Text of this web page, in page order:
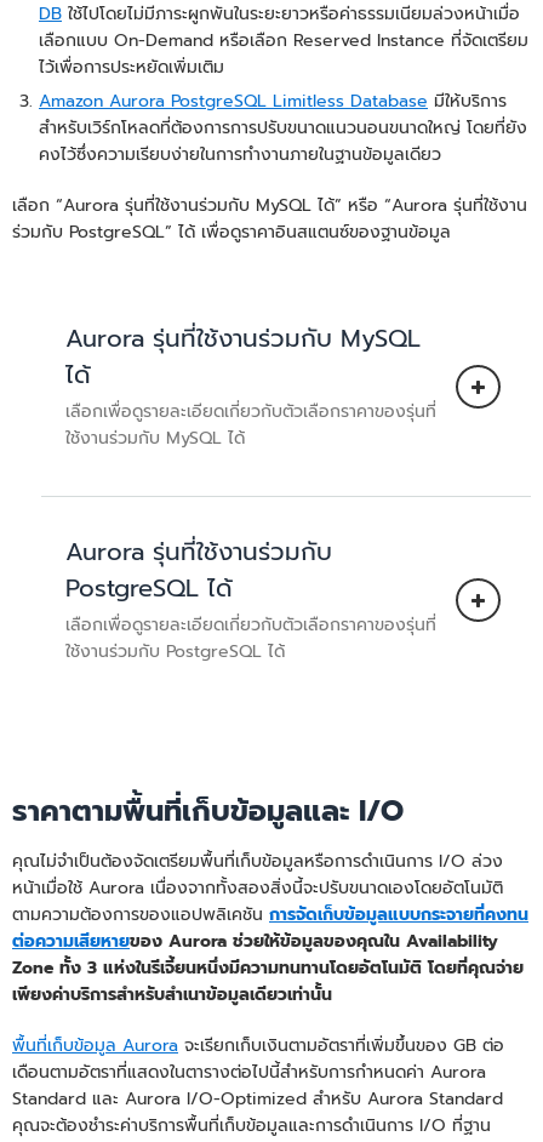
DB ใช้ไปโดยไม่มีภาระผูกพันในระยะยาวหรือค่าธรรมเนียมล่วงหน้าเมื่อ
เลือกแบบ On-Demand หรือเลือก Reserved Instance ที่จัดเตรียม
ไว้เพื่อการประหยัดเพิ่มเติม
Amazon Aurora PostgreSQL Limitless Database มีให้บริการ
สำหรับเวิร์กโหลดที่ต้องการการปรับขนาดแนวนอนขนาดใหญ่ โดยที่ยัง
คงไว้ซึ่งความเรียบง่ายในการทำงานภายในฐานข้อมูลเดียว
เลือก “Aurora รุ่นที่ใช้งานร่วมกับ MySQL ได้” หรือ “Aurora รุ่นที่ใช้งาน
ร่วมกับ PostgreSQL” ได้ เพื่อดูราคาอินสแตนซ์ของฐานข้อมูล
Aurora รุ่นที่ใช้งานร่วมกับ MySQL
ได้
เลือกเพื่อดูรายละเอียดเกี่ยวกับตัวเลือกราคาของรุ่นที่
ใช้งานร่วมกับ MySQL ได้
ไม่ต้องใช้เซิร์ฟเวอร์
Amazon Aurora Serverless
ค่าแบบตามความต้องการและปรับขนาด
อัตโนมัติที่จะช่วยปรับความจุของฐานข้อมูล
Aurora รวมถึงการใช้งานอินสแตนซ์แบบ
Multi-AZ, Read Replica และฐานข้อมูลทั่ว
โลก Aurora Serverless จะวัดความจุของ
ฐานข้อมูลเป็น Aurora Capacity Units
(ACU) และเรียกเก็บเงินเป็นรายวินาที 1 ACU
มีหน่วยความจำประมาณ 2 GiB พร้อม CPU
และระบบเครือข่ายที่สอดคล้องกัน ซึ่ง
คล้ายคลึงกับที่ใช้ในอินสแตนซ์ที่จัดเตรียมไว้
ล่วงหน้าของ Aurora
คุณสามารถเลือกที่จะกำหนดค่าอินสแตนซ์
ทั้งหมดในคลัสเตอร์ฐานข้อมูลของคุณเพื่อใช้
การกำหนดค่า Aurora Standard หรือ
Aurora รุ่นที่ใช้งานร่วมกับ
PostgreSQL ได้
เลือกเพื่อดูรายละเอียดเกี่ยวกับตัวเลือกราคาของรุ่นที่
ใช้งานร่วมกับ PostgreSQL ได้
Amazon Aurora Serverlessคือการกำหนด
ค่าแบบตามความต้องการและปรับขนาด
อัตโนมัติที่จะช่วยปรับความจุของฐานข้อมูล
โดยอัตโนมัติตามความต้องการของ
แอปพลิเคชัน ซึ่งจะปรับขนาดฐานข้อมูลในทันที
เพื่อรองรับการทำธุรกรรมหลายแสนรายการ
ต่อวินาที และรองรับคุณสมบัติทุกอย่างของ
Aurora รวมถึงการใช้งานอินสแตนซ์แบบ
Multi-AZ, Read Replica และฐานข้อมูลทั่ว
โลก Aurora Serverless จะวัดความจุของ
ฐานข้อมูลเป็น Aurora Capacity Units
(ACU) และเรียกเก็บเงินเป็นรายวินาที 1 ACU
ราคาตามพื้นที่เก็บข้อมูลและ I/O
คุณไม่จำเป็นต้องจัดเตรียมพื้นที่เก็บข้อมูลหรือการดำเนินการ I/O ล่วง
หน้าเมื่อใช้ Aurora เนื่องจากทั้งสองสิ่งนี้จะปรับขนาดเองโดยอัตโนมัติ
ตามความต้องการของแอปพลิเคชัน การจัดเก็บข้อมูลแบบกระจายที่คงทน
ต่อความเสียหายของ Aurora ช่วยให้ข้อมูลของคุณใน Availability
Zone ทั้ง 3 แห่งในรีเจี้ยนหนึ่งมีความทนทานโดยอัตโนมัติ โดยที่คุณจ่าย
เพียงค่าบริการสำหรับสำเนาข้อมูลเดียวเท่านั้น
พื้นที่เก็บข้อมูล Aurora จะเรียกเก็บเงินตามอัตราที่เพิ่มขึ้นของ GB ต่อ
เดือนตามอัตราที่แสดงในตารางต่อไปนี้สำหรับการกำหนดค่า Aurora
Standard และ Aurora I/O-Optimized สำหรับ Aurora Standard
คุณจะต้องชำระค่าบริการพื้นที่เก็บข้อมูลและการดำเนินการ I/O ที่ฐาน